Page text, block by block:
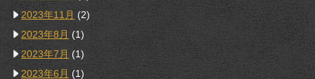
2023年11月 (2)
2023年8月 (1)
2023年7月 (1)
2023年6月 (1)